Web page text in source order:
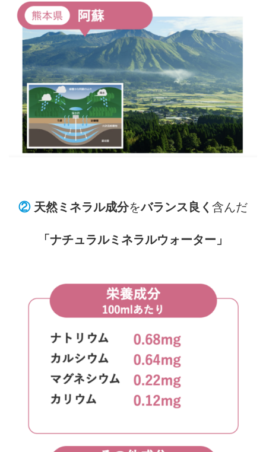
② 天然ミネラル成分をバランス良く 含んだ
「ナチュラルミネラルウォーター」